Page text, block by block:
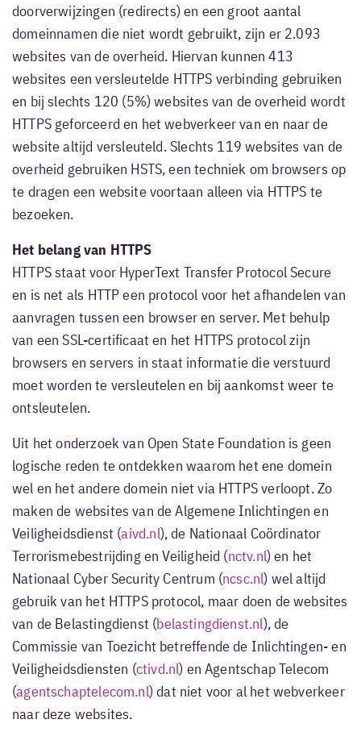
doorverwijzingen (redirects) en een groot aantal
domeinnamen die niet wordt gebruikt, zijn er 2.093
websites van de overheid. Hiervan kunnen 413
websites een versleutelde HTTPS verbinding gebruiken
en bij slechts 120 (5%) websites van de overheid wordt
HTTPS geforceerd en het webverkeer van en naar de
website altijd versleuteld. Slechts 119 websites van de
overheid gebruiken HSTS, een techniek om browsers op
te dragen een website voortaan alleen via HTTPS te
bezoeken.
Het belang van HTTPS
HTTPS staat voor HyperText Transfer Protocol Secure
en is net als HTTP een protocol voor het afhandelen van
aanvragen tussen een browser en server. Met behulp
van een SSL-certificaat en het HTTPS protocol zijn
browsers en servers in staat informatie die verstuurd
moet worden te versleutelen en bij aankomst weer te
ontsleutelen.
Uit het onderzoek van Open State Foundation is geen
logische reden te ontdekken waarom het ene domein
wel en het andere domein niet via HTTPS verloopt. Zo
maken de websites van de Algemene Inlichtingen en
Veiligheidsdienst (aivd.nl), de Nationaal Coördinator
Terrorismebestrijding en Veiligheid (nctv.nl) en het
Nationaal Cyber Security Centrum (ncsc.nl) wel altijd
gebruik van het HTTPS protocol, maar doen de websites
van de Belastingdienst (belastingdienst.nl), de
Commissie van Toezicht betreffende de Inlichtingen- en
Veiligheidsdiensten (ctivd.nl) en Agentschap Telecom
(agentschaptelecom.nl) dat niet voor al het webverkeer
naar deze websites.